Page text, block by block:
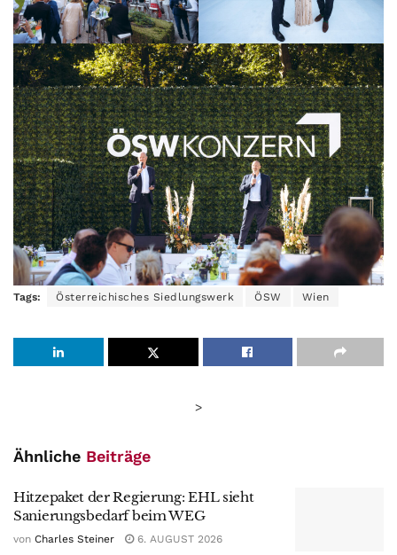
Tags: Österreichisches Siedlungswerk ÖSW Wien
>
Ähnliche Beiträge
Hitzepaket der Regierung: EHL sieht
Sanierungsbedarf beim WEG
von Charles Steiner 6. AUGUST 2026